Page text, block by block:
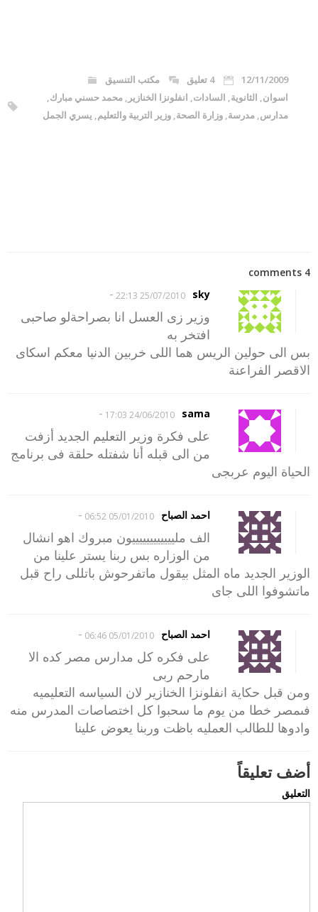
12/11/2009 4 تعليق
مكتب التنسيق
اسوان, الثانوية, السادات, انفلونزا الخنازير ,محمد حسني مبارك,
مدارس,مدرسة,وزارة الصحة,وزير التربية والتعليم, يسري الجمل
4 comments
sky
25/07/2010 22:13
-
وزير زى العسل انا بصراحةلو صاحبى
افتخر به
بس الى حولين الريس هما اللى خربين الدنيا معكم اسكاى
الاقصر الفراعنة
sama
24/06/2010 17:03
-
على فكرة وزير التعليم الجديد أزفت
من الى قبله أنا شفتله حلقة فى برنامج
الحياة اليوم عربجى
احمد الصباح 05/01/2010 06:52
-
الف ملييييييييييييون مبروك اهو انشال
من الوزاره بس ربنا يستر علينا من
الوزير الجديد ماه المثل بيقول ماتفرحوش باتللى راح قبل
ماتشوفوا اللى جاى
احمد الصباح 05/01/2010 06:46
-
على فكره كل مدارس مصر كده الا
مارحم ربى
ومن قبل حكاية انفلونزا الخنازير لان السياسه التعليميه
فىمصر خطا من يوم ما سحبوا كل اختصاصات المدرس منه
وادوها للطالب العمليه باظت وربنا يعوض علينا
أضف تعليقاً
التعليق